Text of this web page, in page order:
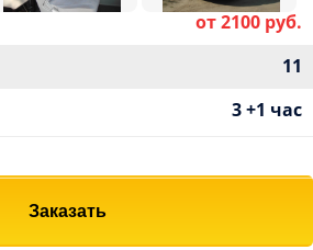
от 2100 руб.
11
3 +1 час
Заказать